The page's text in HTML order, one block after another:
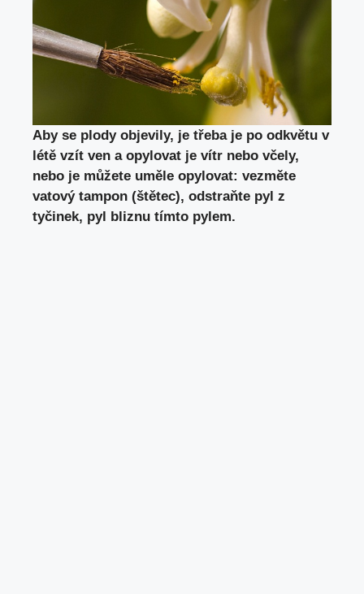
Aby se plody objevily, je třeba je po odkvětu v
létě vzít ven a opylovat je vítr nebo včely,
nebo je můžete uměle opylovat: vezměte
vatový tampon (štětec), odstraňte pyl z
tyčinek, pyl bliznu tímto pylem.